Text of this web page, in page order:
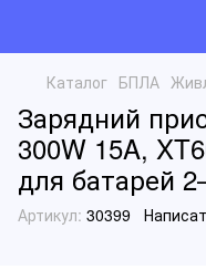
Каталог БПЛА
Зарядний
300W 15A,
для батарей
Артикул: 30399